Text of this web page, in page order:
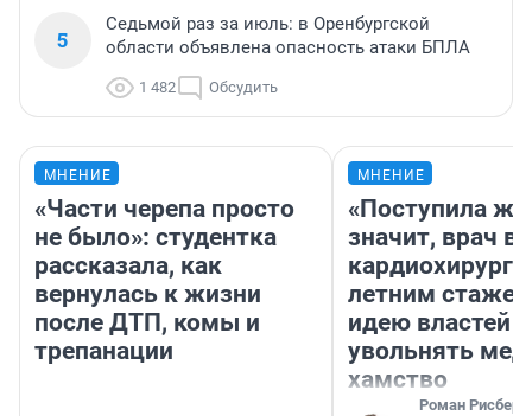
5
Седьмой раз за июль: в Оренбургской
области объявлена опасность атаки БПЛА
1 482 Обсудить
МНЕНИЕ
«Части черепа просто
не было»: студентка
рассказала, как
вернулась к жизни
после ДТП, комы и
трепанации
МНЕНИЕ
«Поступила
значит, врач
кардиохирург
летним
идею властей
увольнять
хамство
Роман Рисберг